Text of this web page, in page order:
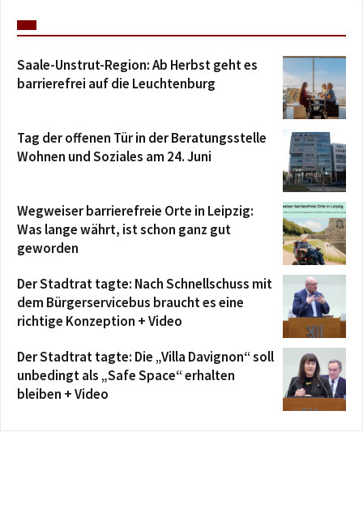
Saale-Unstrut-Region: Ab Herbst geht es
barrierefrei auf die Leuchtenburg
Tag der offenen Tür in der Beratungsstelle
Wohnen und Soziales am 24. Juni
Wegweiser barrierefreie Orte in Leipzig:
Was lange währt, ist schon ganz gut
geworden
Der Stadtrat tagte: Nach Schnellschuss mit
dem Bürgerservicebus braucht es eine
richtige Konzeption + Video
Der Stadtrat tagte: Die „Villa Davignon“ soll
unbedingt als „Safe Space“ erhalten
bleiben + Video